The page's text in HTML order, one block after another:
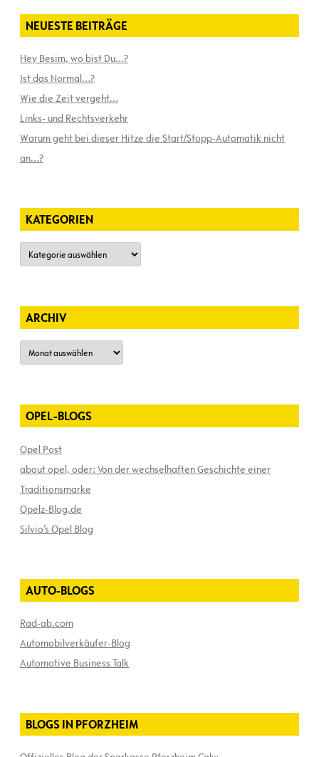
NEUESTE BEITRÄGE
Hey Besim, wo bist Du…?
Ist das Normal…?
Wie die Zeit vergeht…
Links- und Rechtsverkehr
Warum geht bei dieser Hitze die Start/Stopp-Automatik nicht
an…?
KATEGORIEN
Kategorien
ARCHIV
Archiv
OPEL-BLOGS
Opel Post
about opel, oder: Von der wechselhaften Geschichte einer
Traditionsmarke
Opelz-Blog.de
Silvio’s Opel Blog
AUTO-BLOGS
Rad-ab.com
Automobilverkäufer-Blog
Automotive Business Talk
BLOGS IN PFORZHEIM